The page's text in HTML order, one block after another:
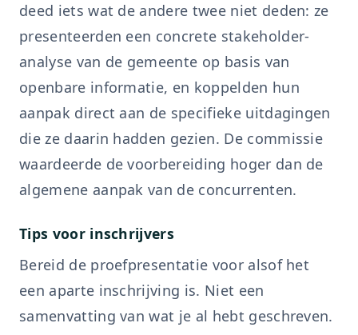
deed iets wat de andere twee niet deden: ze
presenteerden een concrete stakeholder-
analyse van de gemeente op basis van
openbare informatie, en koppelden hun
aanpak direct aan de specifieke uitdagingen
die ze daarin hadden gezien. De commissie
waardeerde de voorbereiding hoger dan de
algemene aanpak van de concurrenten.
Tips voor inschrijvers
Bereid de proefpresentatie voor alsof het
een aparte inschrijving is. Niet een
samenvatting van wat je al hebt geschreven.